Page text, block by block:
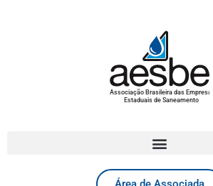
Associação Brasileira das Empresas
Estaduais de Saneamento